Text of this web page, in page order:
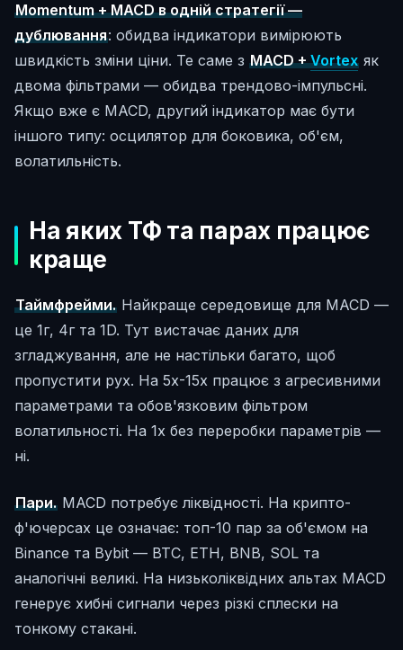
Momentum + MACD в одній стратегії —
дублювання: обидва індикатори вимірюють
швидкість зміни ціни. Те саме з MACD +Vortexяк
двома фільтрами — обидва трендово-імпульсні.
Якщо вже є MACD, другий індикатор має бути
іншого типу: осцилятор для боковика, об'єм,
волатильність.
На яких ТФ та парах працює
краще
Таймфрейми.Найкраще середовище для MACD —
це 1г, 4г та 1D. Тут вистачає даних для
згладжування, але не настільки багато, щоб
пропустити рух. На 5х-15х працює з агресивними
параметрами та обов'язковим фільтром
волатильності. На 1х без переробки параметрів —
ні.
Пари.MACD потребує ліквідності. На крипто-
ф'ючерсах це означає: топ-10 пар за об'ємом на
Binance та Bybit — BTC, ETH, BNB, SOL та
аналогічні великі. На низьколіквідних альтах MACD
генерує хибні сигнали через різкі сплески на
тонкому стакані.